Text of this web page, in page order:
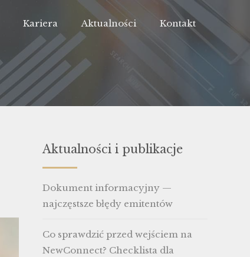
Kariera Aktualności Kontakt
Aktualności i publikacje
Dokument informacyjny —
najczęstsze błędy emitentów
Co sprawdzić przed wejściem na
NewConnect? Checklista dla